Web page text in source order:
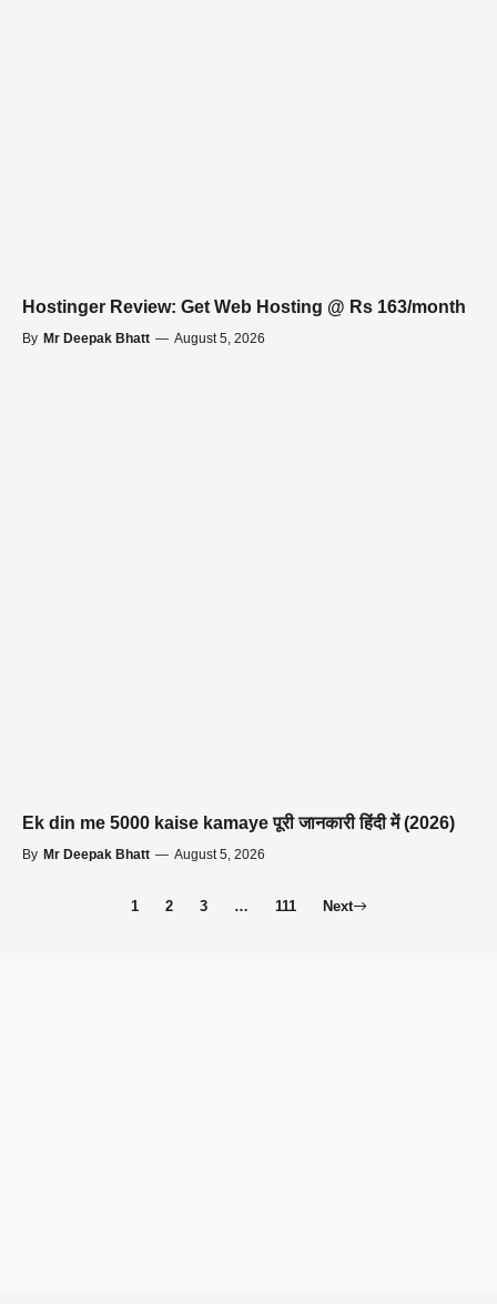
Hostinger Review: Get Web Hosting @ Rs 163/month
By Mr Deepak Bhatt — August 5, 2026
Ek din me 5000 kaise kamaye पूरी जानकारी हिंदी में (2026)
By Mr Deepak Bhatt — August 5, 2026
1 2 3 … 111 Next